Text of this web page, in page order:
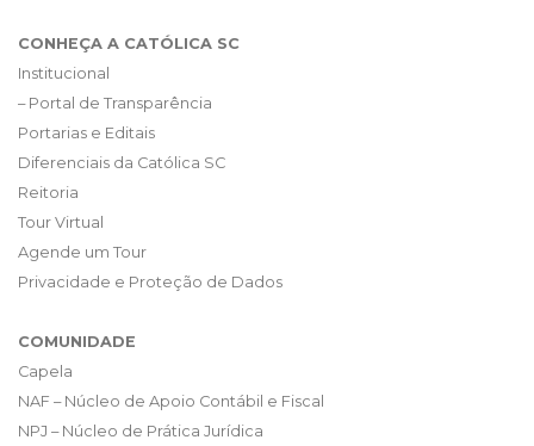
CONHEÇA A CATÓLICA SC
Institucional
– Portal de Transparência
Portarias e Editais
Diferenciais da Católica SC
Reitoria
Tour Virtual
Agende um Tour
Privacidade e Proteção de Dados
COMUNIDADE
Capela
NAF – Núcleo de Apoio Contábil e Fiscal
NPJ – Núcleo de Prática Jurídica